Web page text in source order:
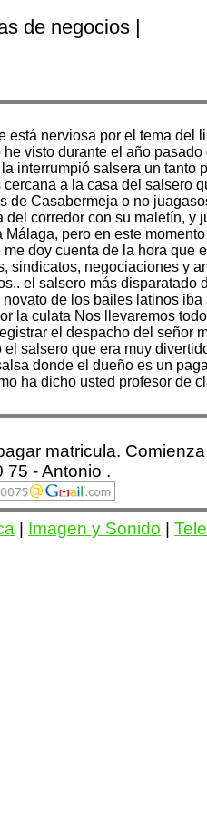
de negocios |
nerviosa por el tema
visto durante el año
interrumpió salsera un
a la casa del salsero
Casabermeja o no
corredor con su maletín,
pero en este
doy cuenta de la hora
negociaciones y
el salsero más
de los bailes latinos
la culata Nos llevaremos
el despacho del
salsero que era muy
donde el dueño es un
ha dicho usted profesor de
matricula.
75 - Antonio .
Imagen y Sonido